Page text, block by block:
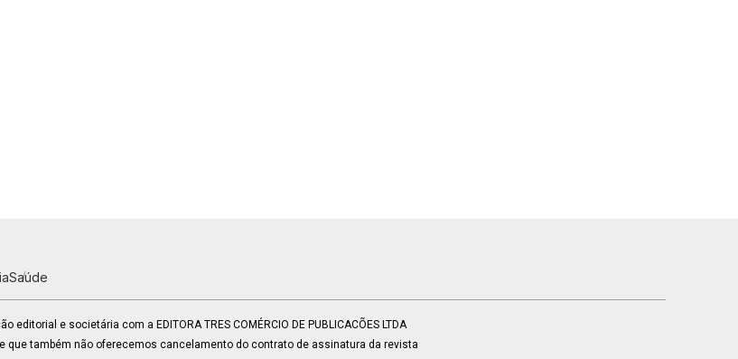
Saúde
e societária com a EDITORA TRES COMÉRCIO DE PUBLICACÕES LTDA
também não oferecemos cancelamento do contrato de assinatura da revista